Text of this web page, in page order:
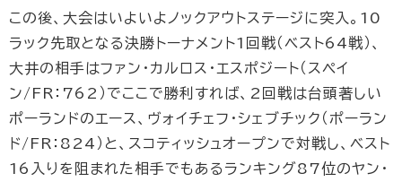
この後、大会はいよいよノックアウトステージに突入。10
ラック先取となる決勝トーナメント1回戦（ベスト64戦）、
大井の相手はファン・カルロス・エスポジート（スペイ
ン/FR：762）でここで勝利すれば、2回戦は台頭著しい
ポーランドのエース、ヴォイチェフ・シェブチック（ポーラン
ド/FR：824）と、スコティッシュオープンで対戦し、ベスト
16入りを阻まれた相手でもあるランキング87位のヤン・